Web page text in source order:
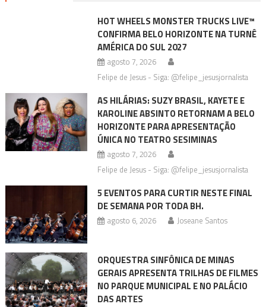
HOT WHEELS MONSTER TRUCKS LIVE™
CONFIRMA BELO HORIZONTE NA TURNÊ
AMÉRICA DO SUL 2027
agosto 7, 2026
Felipe de Jesus - Siga: @felipe_jesusjornalista
AS HILÁRIAS: SUZY BRASIL, KAYETE E
KAROLINE ABSINTO RETORNAM A BELO
HORIZONTE PARA APRESENTAÇÃO
ÚNICA NO TEATRO SESIMINAS
agosto 7, 2026
Felipe de Jesus - Siga: @felipe_jesusjornalista
5 EVENTOS PARA CURTIR NESTE FINAL
DE SEMANA POR TODA BH.
agosto 6, 2026 Joseane Santos
ORQUESTRA SINFÔNICA DE MINAS
GERAIS APRESENTA TRILHAS DE FILMES
NO PARQUE MUNICIPAL E NO PALÁCIO
DAS ARTES